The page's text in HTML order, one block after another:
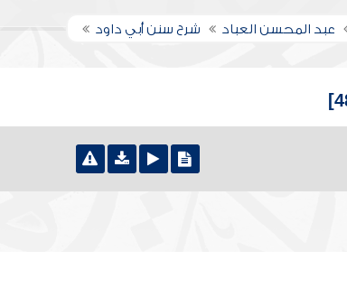
عبد المحسن العباد شرح سنن أبي داود